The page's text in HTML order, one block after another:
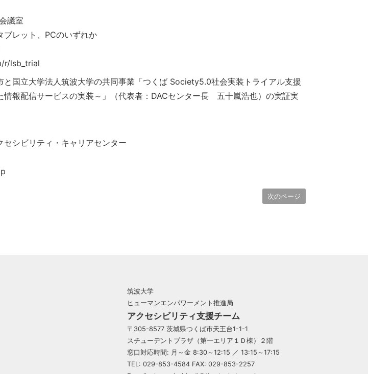
議室
ブレット、PCのいずれか
r/lsb_trial
と国立大学法人筑波大学の共同事業「つくば Society5.0社会実装トライアル支援
情報配信サービスの実装～」（代表者：DACセンター長 五十嵐浩也）の実証実
シビリティ・キャリアセンター
次のページ
筑波大学
ヒューマンエンパワーメント推進局
アクセシビリティ支援チーム
〒305-8577 茨城県つくば市天王台1-1-1
スチューデントプラザ（第一エリア１Ｄ棟）２階
窓口対応時間: 月～金 8:30～12:15 ／ 13:15～17:15
TEL: 029-853-4584 FAX: 029-853-2257